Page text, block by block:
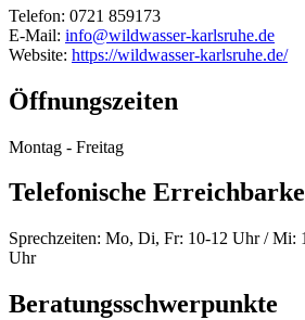
Telefon: 0721 859173
E-Mail: info@wildwasser-karlsruhe.de
Website: https://wildwasser-karlsruhe.de/
Öffnungszeiten
Montag - Freitag
Telefonische
Sprechzeiten: Mo, Di, Fr: 10-12 Uhr / Mi:
Uhr
Beratungsschwerpunkte